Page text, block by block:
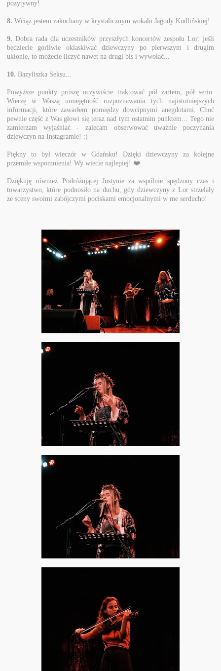
pozytywny!
8. Wciąż jestem zakochany w krystalicznym wokalu Jagody Kudlińskiej!
9. Dobra rada dla uczestników przyszłych koncertów zespołu Lor: jeśli
będziecie gorliwie oklaskiwać dziewczyny po pierwszym i drugim
ukłonie, to możecie liczyć nawet na drugi bis i wywołać...
10. Bazyliszka Seksu...
Powyższe punkty proszę oczywiście traktować pół żartem, pół serio.
Wierzę w Waszą umiejętność rozpoznawania tych najistotniejszych
informacji, które zawarłem pomiędzy dowcipnymi anegdotami. Choć
pewnie część z Was głowi się teraz nad tym ostatnim punktem... Tego nie
zamierzam wyjaśniać - zalecam obserwować uważnie poczynania
dziewczyn na Instagramie! :)
Piękny to był wieczór w Gdańsku! Dzięki dziewczyny za kolejne
przemiłe wspomnienia! Wy wiecie najlepiej! ❤️
Dziękuję również Podróżującej Justynie za wspólnie spędzony czas i
towarzystwo, które podnosiło na duchu, gdy dziewczyny z Lor strzelały
ze sceny swoimi zabójczymi pociskami emocjonalnymi w me serducho!